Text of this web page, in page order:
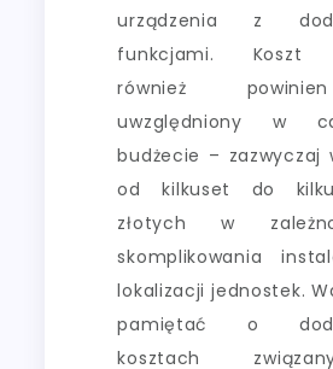
urządzenia z
funkcjami. Koszt
również
uwzględniony w
budżecie – zazwyczaj
od kilkuset do
złotych w
skomplikowania
lokalizacji jednostek.
pamiętać o
kosztach